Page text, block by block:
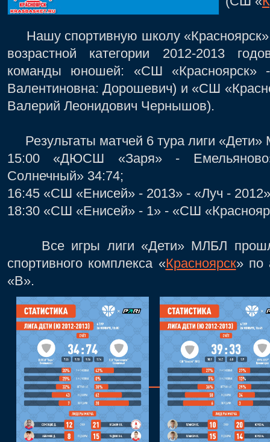
Нашу спортивную школу «Красноярск»
возрастной категории 2012-2013
команды юношей: «СШ «Красноярск»
Валентиновна: Дорошевич) и «СШ
Валерий Леонидович Чернышов).
Результаты матчей 6 тура лиги
15:00 «ДЮСШ «Заря» -
Солнечный» 34:74;
16:45 «СШ «Енисей» - 2013» - «Луч -
18:30 «СШ «Енисей» - 1» - «СШ
Все игры лиги «Дети» МЛБЛ
спортивного комплекса «Красноярск» по
«В».